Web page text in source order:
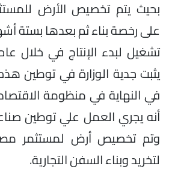
بحيث يتم تخصيص الأرض
على رخصة بناء ثم بعدها بستة
تشغيل لبدء الإنتاج في خلال
يثبت جدية الوزارة في توطين
في النهاية في منظومة
أنه يجري العمل علي توطين
وتم تخصيص أرض لمستثمر
لتخريد وبناء السفن التجارية.